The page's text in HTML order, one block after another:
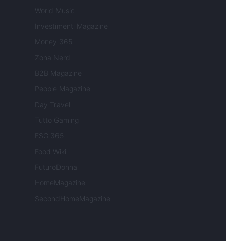
World Music
Investimenti Magazine
Money 365
Zona Nerd
B2B Magazine
People Magazine
Day Travel
Tutto Gaming
ESG 365
Food Wiki
FuturoDonna
HomeMagazine
SecondHomeMagazine